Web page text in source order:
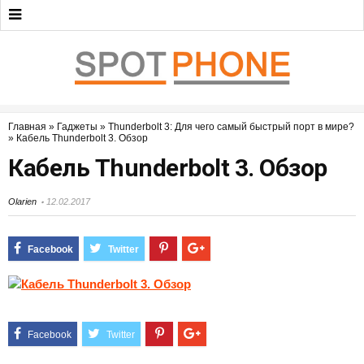
Главная » Гаджеты » Thunderbolt 3: Для чего самый быстрый порт в мире?
» Кабель Thunderbolt 3. Обзор
Кабель Thunderbolt 3. Обзор
Olarien 12.02.2017